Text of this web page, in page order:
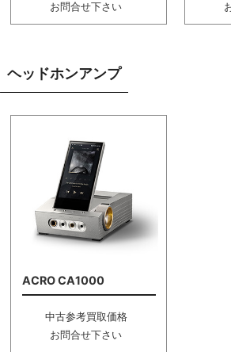
お問合せ下さい
ヘッドホンアンプ
ACRO CA1000
中古参考買取価格
お問合せ下さい